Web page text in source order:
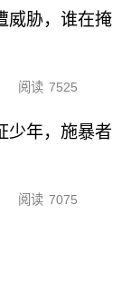
威胁，谁在掩
阅读 7525
少年，施暴者
阅读 7075